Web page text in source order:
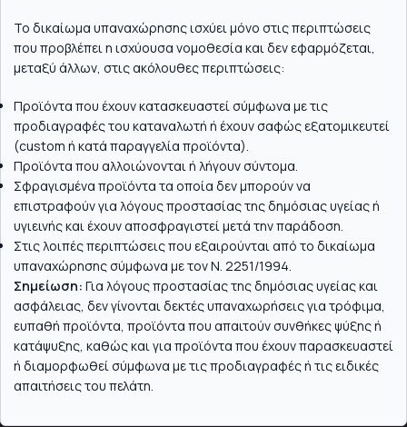
Το δικαίωμα υπαναχώρησης ισχύει μόνο στις περιπτώσεις
που προβλέπει η ισχύουσα νομοθεσία και δεν εφαρμόζεται,
μεταξύ άλλων, στις ακόλουθες περιπτώσεις:
Προϊόντα που έχουν κατασκευαστεί σύμφωνα με τις
προδιαγραφές του καταναλωτή ή έχουν σαφώς εξατομικευτεί
(custom ή κατά παραγγελία προϊόντα).
Προϊόντα που αλλοιώνονται ή λήγουν σύντομα.
Σφραγισμένα προϊόντα τα οποία δεν μπορούν να
επιστραφούν για λόγους προστασίας της δημόσιας υγείας ή
υγιεινής και έχουν αποσφραγιστεί μετά την παράδοση.
Στις λοιπές περιπτώσεις που εξαιρούνται από το δικαίωμα
υπαναχώρησης σύμφωνα με τον Ν. 2251/1994.
Σημείωση: Για λόγους προστασίας της δημόσιας υγείας και
ασφάλειας, δεν γίνονται δεκτές υπαναχωρήσεις για τρόφιμα,
ευπαθή προϊόντα, προϊόντα που απαιτούν συνθήκες ψύξης ή
κατάψυξης, καθώς και για προϊόντα που έχουν παρασκευαστεί
ή διαμορφωθεί σύμφωνα με τις προδιαγραφές ή τις ειδικές
απαιτήσεις του πελάτη.